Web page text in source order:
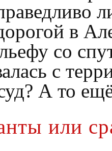
в
со
с
А то ещё
или